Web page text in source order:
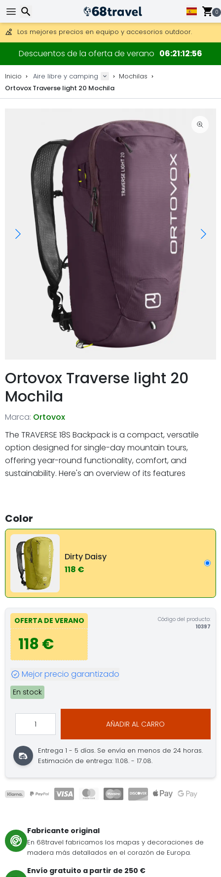
0
Consigue el envío gratuito en pedidos de más de 250 €.
Envío DHL 1 día disponible.
30 días para devoluciones, 90 días para mapas de madera
Descuentos de la oferta de verano 06 21 12 55
Inicio Aire libre y camping
Mochilas
Ortovox Traverse light 20 Mochila
Ortovox Traverse light 20
Mochila
Marca: Ortovox
The TRAVERSE 18S Backpack is a compact, versatile
option designed for single-day mountain tours,
offering year-round functionality, comfort, and
sustainability. Here's an overview of its features
Color
Dirty Daisy
118 €
OFERTA DE VERANO
118 €
Código del producto:
10397
Mejor precio garantizado
En stock
AÑADIR AL CARRO
Entrega 1 - 5 días. Se envía en menos de 24 horas.
Estimación de entrega: 11.08. - 17.08.
Fabricante original
En 68travel fabricamos los mapas y decoraciones de
madera más detallados en el corazón de Europa.
Envío gratuito a partir de 250 €
Buscar